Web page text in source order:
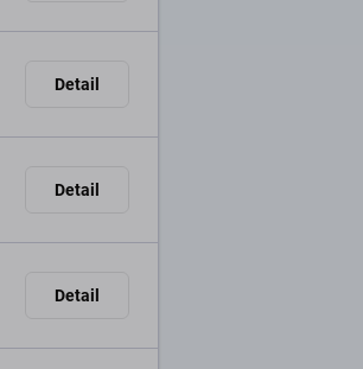
Detail
Detail
Detail